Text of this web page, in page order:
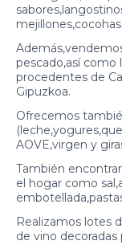
pescado,así como
procedentes de
Gipuzkoa.
Ofrecemos
AOVE,virgen y
También
el hogar como
Realizamos lotes
de vino